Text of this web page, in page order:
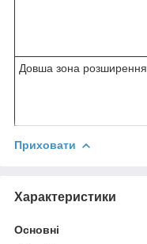
Довша зона розширення
Приховати
Характеристики
Основні